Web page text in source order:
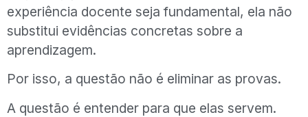
experiência docente seja fundamental, ela não
substitui evidências concretas sobre a
aprendizagem.
Por isso, a questão não é eliminar as provas.
A questão é entender para que elas servem.